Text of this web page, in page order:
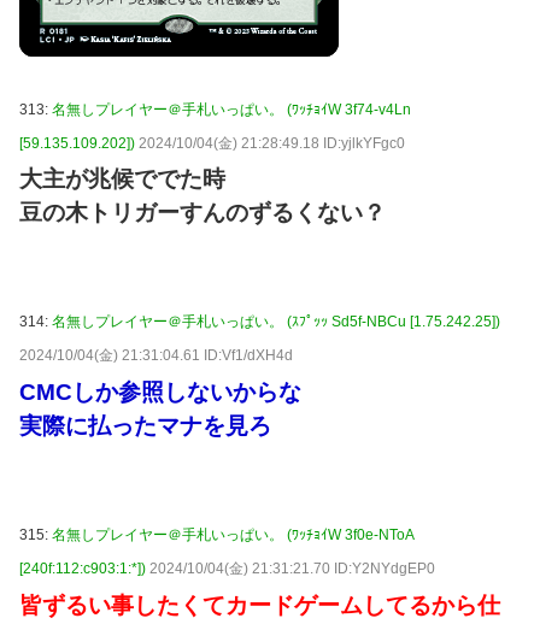
313: 名無しプレイヤー＠手札いっぱい。 (ﾜｯﾁｮｲW 3f74-v4Ln
[59.135.109.202]) 2024/10/04(金) 21:28:49.18 ID:yjlkYFgc0
大主が兆候ででた時
豆の木トリガーすんのずるくない？
314: 名無しプレイヤー＠手札いっぱい。 (ｽﾌﾟｯｯ Sd5f-NBCu [1.75.242.25])
2024/10/04(金) 21:31:04.61 ID:Vf1/dXH4d
CMCしか参照しないからな
実際に払ったマナを見ろ
315: 名無しプレイヤー＠手札いっぱい。 (ﾜｯﾁｮｲW 3f0e-NToA
[240f:112:c903:1:*]) 2024/10/04(金) 21:31:21.70 ID:Y2NYdgEP0
皆ずるい事したくてカードゲームしてるから仕